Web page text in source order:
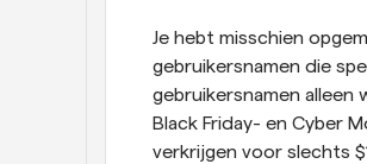
Je hebt misschien
gebruikersnamen die
gebruikersnamen alleen
Black Friday- en Cyber
verkrijgen voor slechts